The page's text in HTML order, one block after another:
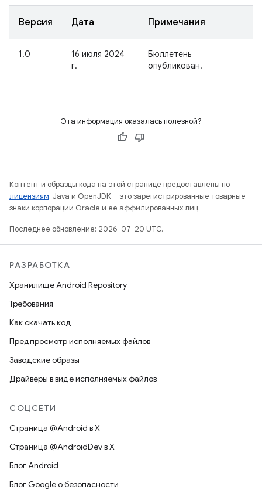
Версия Дата Примечания
1.0
16 июля 2024
г.
Бюллетень
опубликован.
Эта информация оказалась полезной?
Контент и образцы кода на этой странице предоставлены по
лицензиям. Java и OpenJDK – это зарегистрированные товарные
знаки корпорации Oracle и ее аффилированных лиц.
Последнее обновление: 2026-07-20 UTC.
РАЗРАБОТКА
Хранилище Android Repository
Требования
Как скачать код
Предпросмотр исполняемых файлов
Заводские образы
Драйверы в виде исполняемых файлов
СОЦСЕТИ
Страница @Android в X
Страница @AndroidDev в X
Блог Android
Блог Google о безопасности